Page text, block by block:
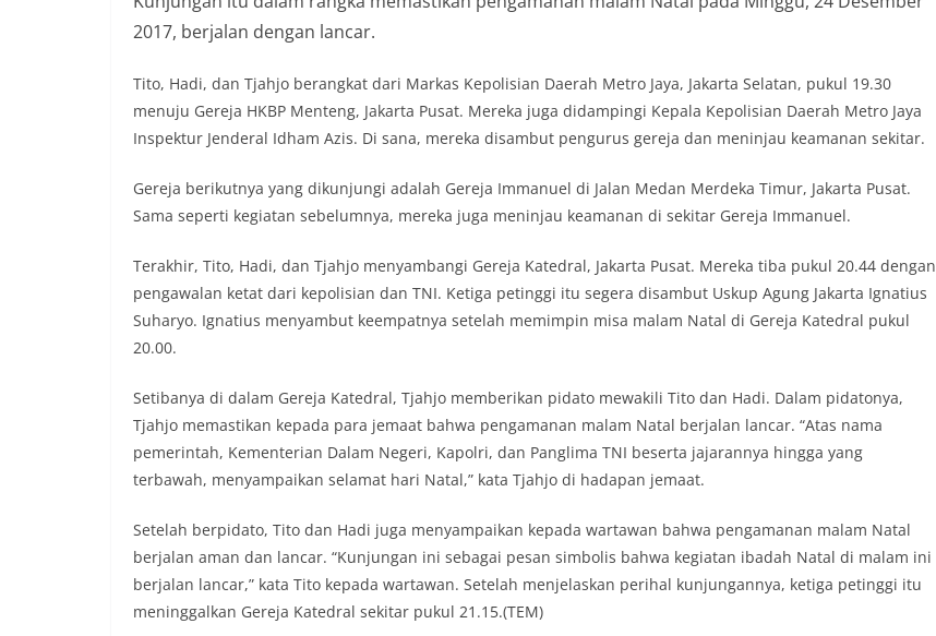
2017, berjalan dengan lancar.
Tito, Hadi, dan Tjahjo berangkat dari Markas Kepolisian Daerah Metro Jaya, Jakarta Selatan, pukul 19.30
menuju Gereja HKBP Menteng, Jakarta Pusat. Mereka juga didampingi Kepala Kepolisian Daerah Metro Jaya
Inspektur Jenderal Idham Azis. Di sana, mereka disambut pengurus gereja dan meninjau keamanan sekitar.
Gereja berikutnya yang dikunjungi adalah Gereja Immanuel di Jalan Medan Merdeka Timur, Jakarta Pusat.
Sama seperti kegiatan sebelumnya, mereka juga meninjau keamanan di sekitar Gereja Immanuel.
Terakhir, Tito, Hadi, dan Tjahjo menyambangi Gereja Katedral, Jakarta Pusat. Mereka tiba pukul 20.44 dengan
pengawalan ketat dari kepolisian dan TNI. Ketiga petinggi itu segera disambut Uskup Agung Jakarta Ignatius
Suharyo. Ignatius menyambut keempatnya setelah memimpin misa malam Natal di Gereja Katedral pukul
20.00.
Setibanya di dalam Gereja Katedral, Tjahjo memberikan pidato mewakili Tito dan Hadi. Dalam pidatonya,
Tjahjo memastikan kepada para jemaat bahwa pengamanan malam Natal berjalan lancar. “Atas nama
pemerintah, Kementerian Dalam Negeri, Kapolri, dan Panglima TNI beserta jajarannya hingga yang
terbawah, menyampaikan selamat hari Natal,” kata Tjahjo di hadapan jemaat.
Setelah berpidato, Tito dan Hadi juga menyampaikan kepada wartawan bahwa pengamanan malam Natal
berjalan aman dan lancar. “Kunjungan ini sebagai pesan simbolis bahwa kegiatan ibadah Natal di malam ini
berjalan lancar,” kata Tito kepada wartawan. Setelah menjelaskan perihal kunjungannya, ketiga petinggi itu
meninggalkan Gereja Katedral sekitar pukul 21.15.(TEM)